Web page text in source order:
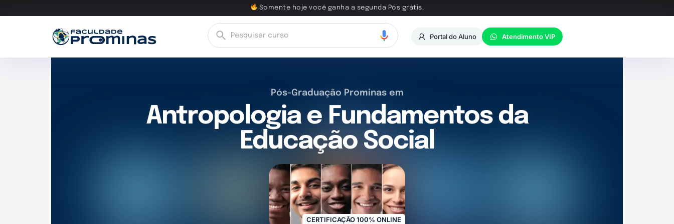
Somente hoje você ganha a segunda Pós grátis.
Portal do Aluno Atendimento VIP
Pós-Graduação Prominas em
Antropologia e Fundamentos da
Educação Social
CERTIFICAÇÃO 100% ONLINE